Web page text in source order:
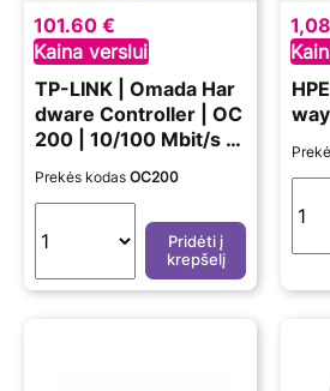
101.60 €
Kaina verslui
TP-LINK | Omada Har
dware Controller | OC
200 | 10/100 Mbit/s |
Ethernet LAN (RJ-45)
ports 2 | MU-MiMO N
Prekės kodas OC200
Pridėti į
krepšelį